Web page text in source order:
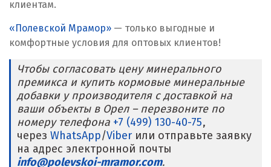
Рязань
С
Салехард
Самара
Санкт-Петербург
клиентам.
«Полевской Мрамор» — только выгодные и
комфортные условия для оптовых клиентов!
Чтобы согласовать цену минерального
премикса и купить кормовые минеральные
добавки у производителя с доставкой на
ваши объекты в Орел – перезвоните по
номеру телефона +7 (499) 130-40-75,
через WhatsApp/Viber или отправьте заявку
на адрес электронной почты
info@polevskoi-mramor.com.